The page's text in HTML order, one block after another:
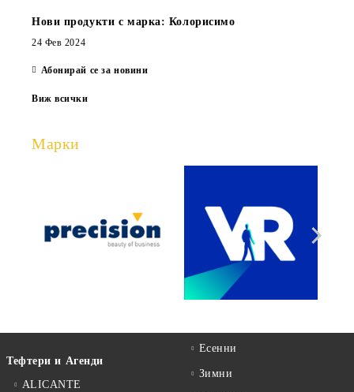
Нови продукти с марка: Колорисимо
24 Фев 2024
Абонирай се за новини
Виж всички
Марки
Тефтери и Агенди
ALICANTE
Есенни
Зимни